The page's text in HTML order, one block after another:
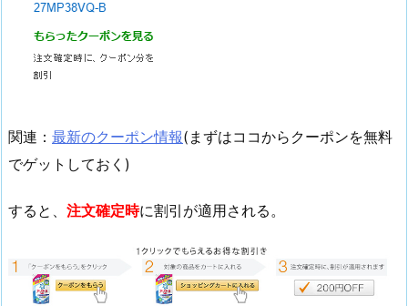
関連： 最新のクーポン情報(まずはココからクーポンを無料
でゲットしておく)
すると、 注文確定時に割引が適用される。